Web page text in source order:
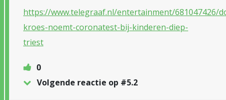
https://www.telegraaf.nl/entertainment/681047426/
kroes-noemt-coronatest-bij-kinderen-diep-
triest
0
Volgende reactie op #5.2